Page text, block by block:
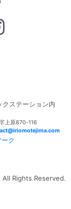
ステーション内
上原870-116
Rights Reserved.